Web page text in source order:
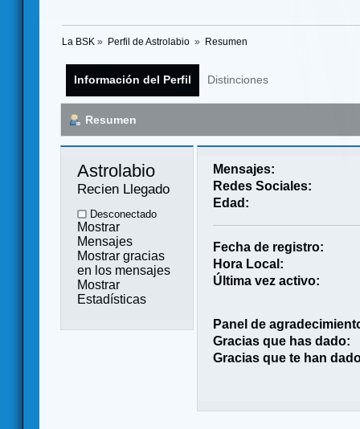
La BSK » Perfil de Astrolabio » Resumen
Información del Perfil Distinciones
Resumen
Astrolabio
Recien Llegado
Desconectado
Mostrar
Mensajes
Mostrar gracias
en los mensajes
Mostrar
Estadísticas
Mensajes:
Redes Sociales:
Edad:
Fecha de registro:
Hora Local:
Última vez activo:
Panel de
Gracias que has dado:
Gracias que te han